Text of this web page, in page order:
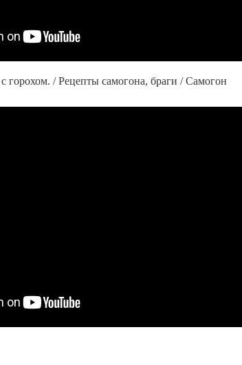
с горохом. / Рецепты самогона, браги / Самогон